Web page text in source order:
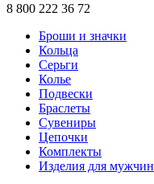
8 800 222 36 72
Броши и значки
Кольца
Серьги
Колье
Подвески
Браслеты
Сувениры
Цепочки
Комплекты
Изделия для мужчин